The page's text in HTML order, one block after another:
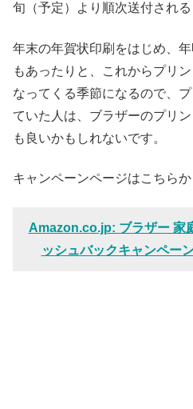
旬（予定）より順次送付される
年末の年賀状印刷をはじめ、
もあったりと、これからプリ
なってくる季節になるので、
ていた人は、ブラザーのプリ
も良いかもしれないです。
キャンペーンページはこちら
Amazon.co.jp: ブラザー 家
ッシュバックキャンペー